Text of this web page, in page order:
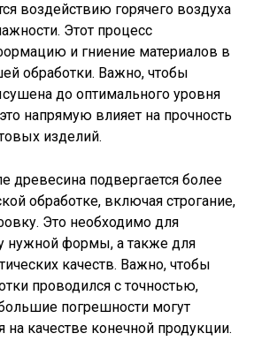
воздействию горячего воздуха
Этот процесс
и гниение материалов в
обработки. Важно, чтобы
до оптимального уровня
напрямую влияет на прочность
изделий.
древесина подвергается более
обработке, включая строгание,
Это необходимо для
нужной формы, а также для
качеств. Важно, чтобы
проводился с точностью,
погрешности могут
на качестве конечной продукции.